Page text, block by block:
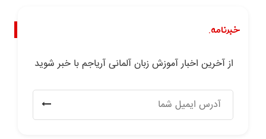
خبرنامه.
از آخرین اخبار آموزش زبان آلمانی آریاجم با خبر شوید